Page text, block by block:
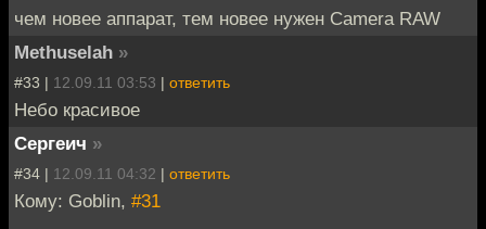
чем новее аппарат, тем новее нужен Camera RAW
Methuselah »
#33 | 12.09.11 03:53 | ответить
Небо красивое
Сергеич »
#34 | 12.09.11 04:32 | ответить
Кому: Goblin, #31